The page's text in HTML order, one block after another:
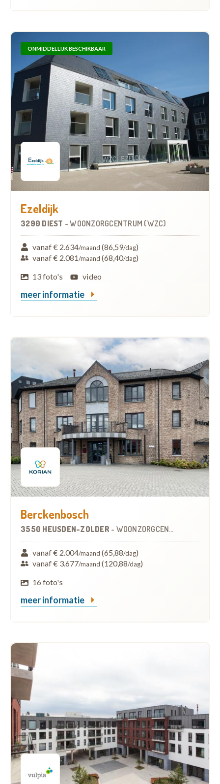
ONMIDDELLIJK BESCHIKBAAR
Ezeldijk
3290 DIEST -WOONZORGCENTRUM (WZC)
vanaf € 2.634/maand (86,59/dag)
vanaf € 2.081/maand (68,40/dag)
13 foto's
video
meer informatie
Berckenbosch
3550 HEUSDEN-ZOLDER - WOONZORGCENTRUM (WZC)
vanaf € 2.004/maand (65,88/dag)
vanaf € 3.677/maand (120,88/dag)
16 foto's
meer informatie